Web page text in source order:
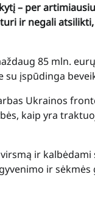
– per
ir negali
85 mln.
įspūdinga
Ukrainos
kaip yra
ir kalbėdami
ir